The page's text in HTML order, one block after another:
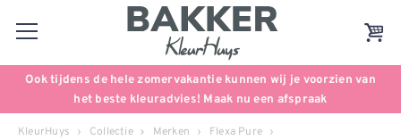
Ook tijdens de hele zomervakantie kunnen wij je voorzien van
het beste kleuradvies! Maak nu een afspraak
KleurHuys Collectie Merken Flexa Pure